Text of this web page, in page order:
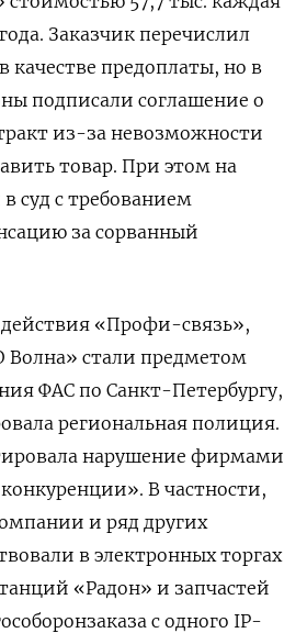
Заказчик перечислил
качестве предоплаты, но в
подписали соглашение о
из-за невозможности
товар. При этом на
суд с требованием
за сорванный
«Профи-связь»,
стали предметом
ФАС по Санкт-Петербургу,
региональная полиция.
нарушение фирмами
В частности,
и ряд других
в электронных торгах
«Радон» и запчастей
с одного IP-